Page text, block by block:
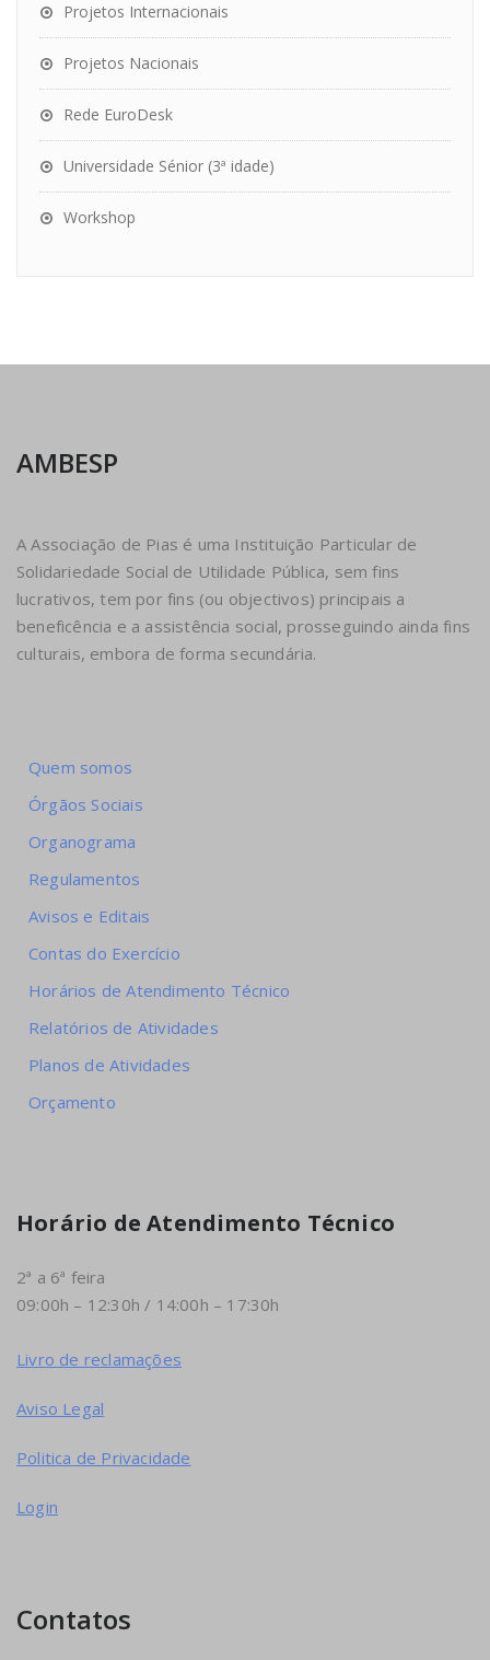
Projetos Internacionais
Projetos Nacionais
Rede EuroDesk
Universidade Sénior (3ª idade)
Workshop
AMBESP
A Associação de Pias é uma Instituição Particular de
Solidariedade Social de Utilidade Pública, sem fins
lucrativos, tem por fins (ou objectivos) principais a
beneficência e a assistência social, prosseguindo ainda fins
culturais, embora de forma secundária.
Quem somos
Órgãos Sociais
Organograma
Regulamentos
Avisos e Editais
Contas do Exercício
Horários de Atendimento Técnico
Relatórios de Atividades
Planos de Atividades
Orçamento
Horário de Atendimento Técnico
2ª a 6ª feira
09:00h – 12:30h / 14:00h – 17:30h
Livro de reclamações
Aviso Legal
Politica de Privacidade
Login
Contatos